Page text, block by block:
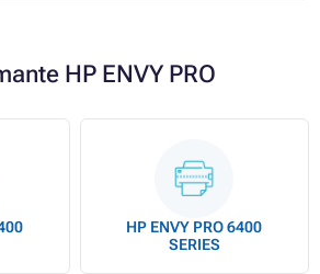
HP ENVY PRO
HP ENVY PRO 6400
SERIES